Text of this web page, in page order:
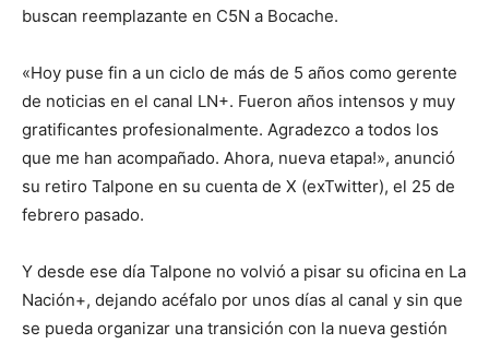
buscan reemplazante en C5N a Bocache.
«Hoy puse fin a un ciclo de más de 5 años como gerente
de noticias en el canal LN+. Fueron años intensos y muy
gratificantes profesionalmente. Agradezco a todos los
que me han acompañado. Ahora, nueva etapa!», anunció
su retiro Talpone en su cuenta de X (exTwitter), el 25 de
febrero pasado.
Y desde ese día Talpone no volvió a pisar su oficina en La
Nación+, dejando acéfalo por unos días al canal y sin que
se pueda organizar una transición con la nueva gestión